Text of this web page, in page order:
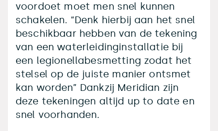
voordoet moet men snel kunnen
schakelen. “Denk hierbij aan het snel
beschikbaar hebben van de tekening
van een waterleidinginstallatie bij
een legionellabesmetting zodat het
stelsel op de juiste manier ontsmet
kan worden” Dankzij Meridian zijn
deze tekeningen altijd up to date en
snel voorhanden.